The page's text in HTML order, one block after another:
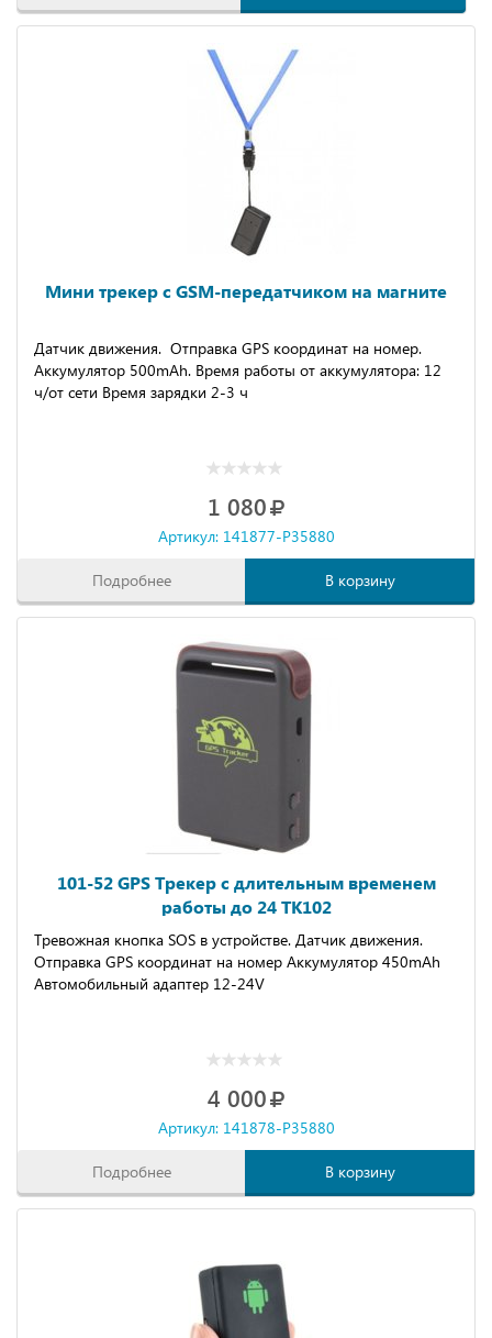
Мини трекер с GSM-передатчиком на магните
Датчик движения. Отправка GPS координат на номер.
Аккумулятор 500mAh. Время работы от аккумулятора: 12
ч/от сети Время зарядки 2-3 ч
1 080
Артикул: 141877-P35880
Подробнее В корзину
101-52 GPS Трекер с длительным временем
работы до 24 TK102
Тревожная кнопка SOS в устройстве. Датчик движения.
Отправка GPS координат на номер Аккумулятор 450mAh
Автомобильный адаптер 12-24V
4 000
Артикул: 141878-P35880
Подробнее В корзину